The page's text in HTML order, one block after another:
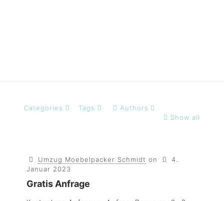
Categories Tags
Authors
Show all
Umzug Moebelpacker Schmidt on
4.
Januar 2023
Gratis Anfrage